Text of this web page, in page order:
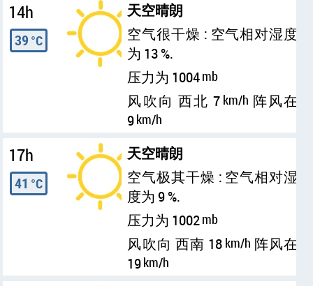
14h
39 °C
天空晴朗
空气很干燥 : 空气相对湿度
为 13 %.
压力为 1004mb
风吹向 西北 7 km/h 阵风在
9km/h
17h
41 °C
天空晴朗
空气极其干燥 : 空气相对湿
度为 9 %.
压力为 1002mb
风吹向 西南 18 km/h 阵风在
19km/h